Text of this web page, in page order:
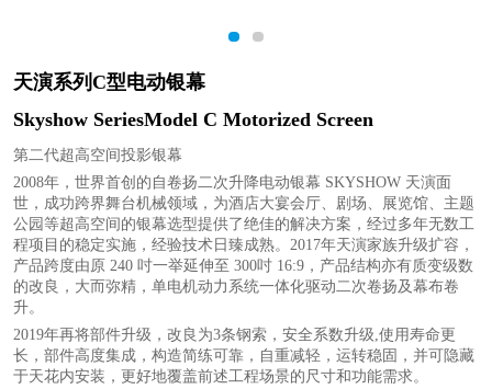
1 2
天演系列C型电动银幕
Skyshow SeriesModel C Motorized Screen
第二代超高空间投影银幕
2008年，世界首创的自卷扬二次升降电动银幕 SKYSHOW 天演面
世，成功跨界舞台机械领域，为酒店大宴会厅、剧场、展览馆、主题
公园等超高空间的银幕选型提供了绝佳的解决方案，经过多年无数工
程项目的稳定实施，经验技术日臻成熟。2017年天演家族升级扩容，
产品跨度由原 240 吋一举延伸至 300吋 16:9，产品结构亦有质变级数
的改良，大而弥精，单电机动力系统一体化驱动二次卷扬及幕布卷
升。
2019年再将部件升级，改良为3条钢索，安全系数升级,使用寿命更
长，部件高度集成，构造简练可靠，自重减轻，运转稳固，并可隐藏
于天花内安装，更好地覆盖前述工程场景的尺寸和功能需求。